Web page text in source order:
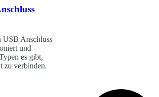
USB Anschluss
und
es gibt,
zu verbinden.